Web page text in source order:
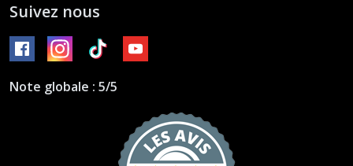
Suivez nous
Note globale : 5/5